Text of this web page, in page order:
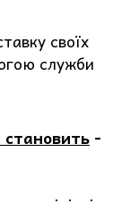
своїх
служби
становить -